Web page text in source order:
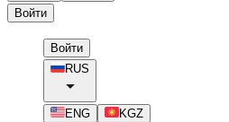
Войти
Войти
RUS
ENG KGZ